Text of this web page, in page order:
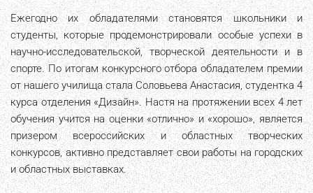
Ежегодно их обладателями становятся школьники и
студенты, которые продемонстрировали особые успехи в
научно-исследовательской, творческой деятельности и в
спорте. По итогам конкурсного отбора обладателем премии
от нашего училища стала Соловьева Анастасия, студентка 4
курса отделения «Дизайн». Настя на протяжении всех 4 лет
обучения учится на оценки «отлично» и «хорошо», является
призером всероссийских и областных творческих
конкурсов, активно представляет свои работы на городских
и областных выставках.